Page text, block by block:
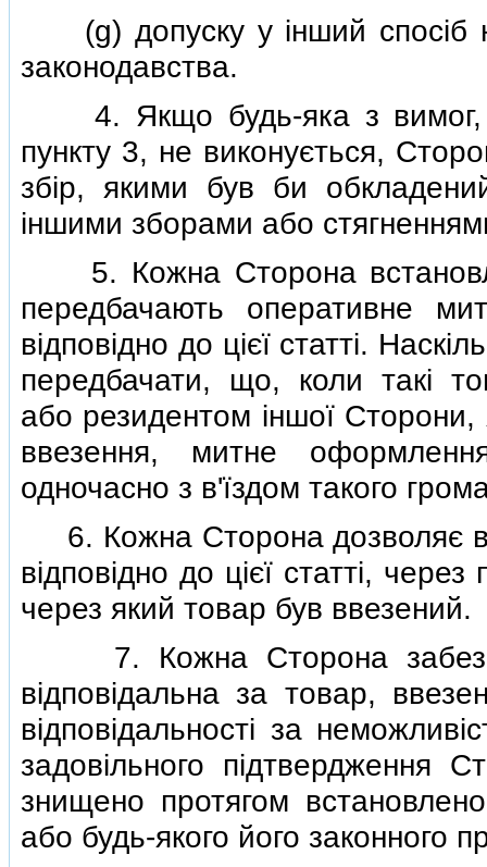
(g) допуску у iнший спосiб
законодавства.
4. Якщо будь-яка з вимог,
пункту 3, не виконується,
збiр, якими був би
iншими зборами або
5. Кожна Сторона
передбачають оперативне
вiдповiдно до цiєї статтi.
передбачати, що, коли такi
або резидентом iншої Сторони,
ввезення, митне
одночасно з в'їздом такого
6. Кожна Сторона дозволяє
вiдповiдно до цiєї статтi,
через який товар був ввезений.
7. Кожна Сторона
вiдповiдальна за товар,
вiдповiдальностi за
задовiльного пiдтвердження
знищено протягом
або будь-якого його законного